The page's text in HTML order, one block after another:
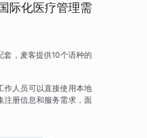
际化医疗管理需
，麦客提供10个语种的
作人员可以直接使用本地
注册信息和服务需求，面